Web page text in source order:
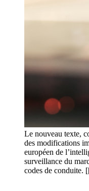
Le nouveau texte,
des modifications
européen de
surveillance du
codes de conduite.